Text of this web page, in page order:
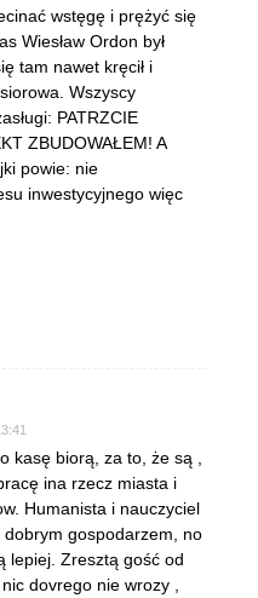
wstęgę i prężyć się
Wiesław Ordon był
tam nawet kręcił i
Wszyscy
PATRZCIE
ZBUDOWAŁEM! A
powie: nie
inwestycyjnego więc
kasę biorą, za to, że są ,
ina rzecz miasta i
Humanista i nauczyciel
dobrym gospodarzem, no
lepiej. Zresztą gość od
dovrego nie wrozy ,